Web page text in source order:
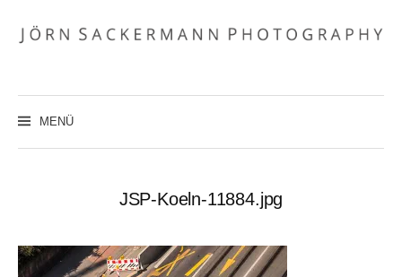
Inhalt
überspringen
MENÜ
JSP-Koeln-11884.jpg